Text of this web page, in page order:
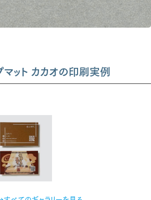
マット カカオの印刷実例